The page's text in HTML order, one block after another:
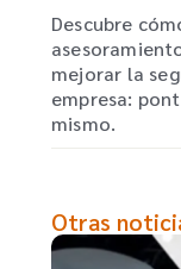
Descubre
mejorar la
empresa:
mismo.
Otras